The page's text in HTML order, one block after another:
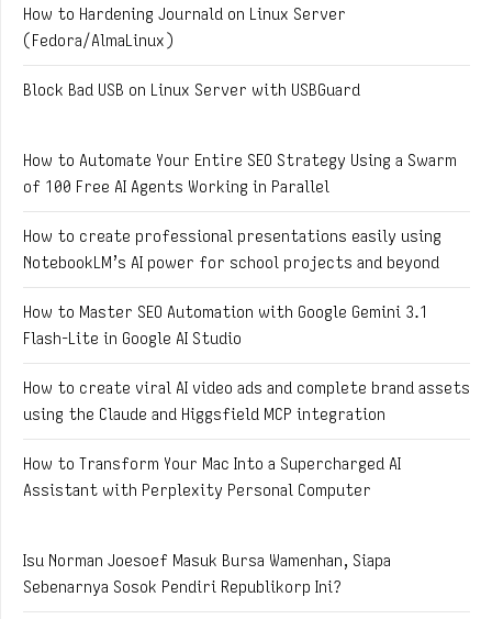
How to Hardening Journald on Linux Server
(Fedora/AlmaLinux)
Block Bad USB on Linux Server with USBGuard
How to Automate Your Entire SEO Strategy Using a Swarm
of 100 Free AI Agents Working in Parallel
How to create professional presentations easily using
NotebookLM’s AI power for school projects and beyond
How to Master SEO Automation with Google Gemini 3.1
Flash-Lite in Google AI Studio
How to create viral AI video ads and complete brand assets
using the Claude and Higgsfield MCP integration
How to Transform Your Mac Into a Supercharged AI
Assistant with Perplexity Personal Computer
Isu Norman Joesoef Masuk Bursa Wamenhan, Siapa
Sebenarnya Sosok Pendiri Republikorp Ini?